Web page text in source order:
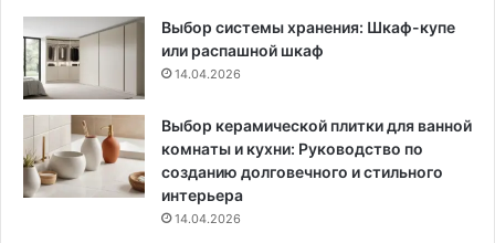
н
д
а
е
н
т
Выбор системы хранения: Шкаф-купе
или распашной шкаф
14.04.2026
Выбор керамической плитки для ванной
комнаты и кухни: Руководство по
созданию долговечного и стильного
интерьера
14.04.2026